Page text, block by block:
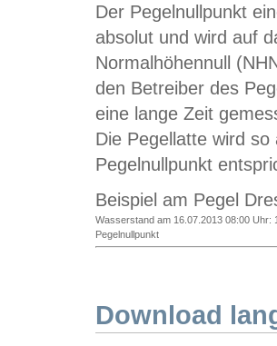
Der Pegelnullpunkt
absolut und wird auf
Normalhöhennull
den Betreiber des
eine lange Zeit
Die Pegellatte wird
Pegelnullpunkt
Beispiel am Pegel
Wasserstand am 16.07.2013 08:00 Uhr:
Pegelnullpunkt
Download